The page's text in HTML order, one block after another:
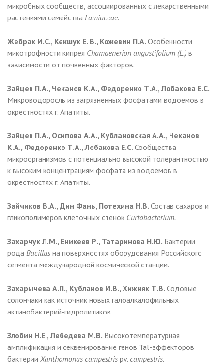
микробных сообществ, ассоциированных с лекарственными
растениями семейства Lamiaceae.
Жебрак И.С., Кекшук Е. В., Кожевин П.А. Особенности
микотрофности кипрея Chamaenerion angustifolium (L.) в
зависимости от почвенных факторов.
Зайцев П.А., Чеканов К.А., Федоренко Т.А., Лобакова Е.С.
Микроводоросль из загрязненных фосфатами водоемов в
окрестностях г. Апатиты.
Зайцев П.А., Осипова А.А., Кублановская А.А., Чеканов
К.А., Федоренко Т.А., Лобакова Е.С. Сообщества
микроорганизмов с потенциально высокой толерантностью
к высоким концентрациям фосфата из водоемов в
окрестностях г. Апатиты.
Зайчиков В.А., Дин Фань, Потехина Н.В. Состав сахаров и
гликополимеров клеточных стенок Curtobacterium.
Захарчук Л.М., Еникеев Р., Татаринова Н.Ю. Бактерии
рода Bacillus на поверхностях оборудования Российского
сегмента международной космической станции.
Захарычева А.П., Кубланов И.В., Хижняк Т.В. Содовые
солончаки как источник новых галоалкалофильных
актинобактерий-гидролитиков.
Злобин Н.Е., Лебедева М.В. Высокотемпературная
амплификация и секвенирование генов Tal-эффекторов
бактерии Xanthomonas campestris pv. campestris.